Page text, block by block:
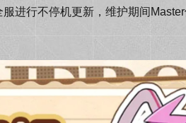
行不停机更新，维护期间